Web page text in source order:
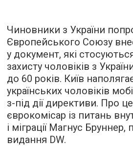
Чиновники з України
Європейського Союзу
у документ, які
захисту чоловіків з
до 60 років. Київ
українських чоловіків
з-під дії директиви. Про
єврокомісар із питань
і міграції Магнус Бруннер,
видання DW.